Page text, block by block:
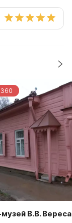
В.В.
360